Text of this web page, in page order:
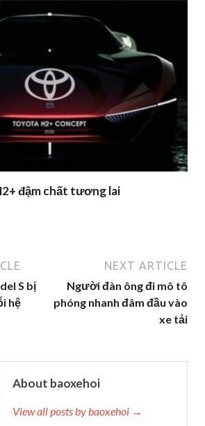
đậm chất tương lai
S bị
hệ
NEXT ARTICLE
Người đàn ông đi mô tô
phóng nhanh đâm đầu vào
xe tải
About baoxehoi
View all posts by baoxehoi →